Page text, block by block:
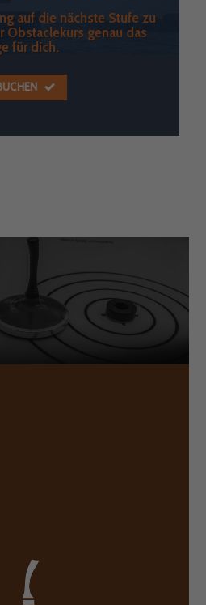
auf die nächste Stufe zu
Obstaclekurs genau das
für dich.